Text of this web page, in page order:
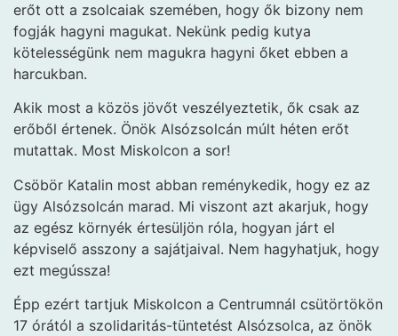
erőt ott a zsolcaiak szemében, hogy ők bizony nem
fogják hagyni magukat. Nekünk pedig kutya
kötelességünk nem magukra hagyni őket ebben a
harcukban.
Akik most a közös jövőt veszélyeztetik, ők csak az
erőből értenek. Önök Alsózsolcán múlt héten erőt
mutattak. Most Miskolcon a sor!
Csöbör Katalin most abban reménykedik, hogy ez az
ügy Alsózsolcán marad. Mi viszont azt akarjuk, hogy
az egész környék értesüljön róla, hogyan járt el
képviselő asszony a sajátjaival. Nem hagyhatjuk, hogy
ezt megússza!
Épp ezért tartjuk Miskolcon a Centrumnál csütörtökön
17 órától a szolidaritás-tüntetést Alsózsolca, az önök